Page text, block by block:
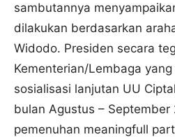
sambutannya
dilakukan berdasarkan
Widodo. Presiden secara
Kementerian/Lembaga
sosialisasi lanjutan UU
bulan Agustus –
pemenuhan meaningfull